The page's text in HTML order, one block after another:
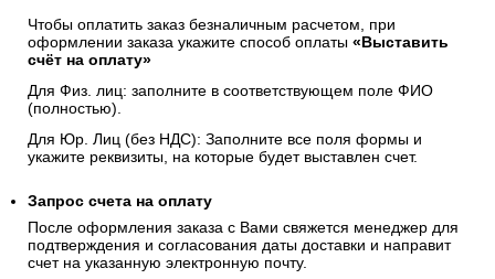
Чтобы оплатить заказ безналичным расчетом, при
оформлении заказа укажите способ оплаты «Выставить
счёт на оплату»
Для Физ. лиц: заполните в соответствующем поле ФИО
(полностью).
Для Юр. Лиц (без НДС): Заполните все поля формы и
укажите реквизиты, на которые будет выставлен счет.
Запрос счета на оплату
После оформления заказа с Вами свяжется менеджер для
подтверждения и согласования даты доставки и направит
счет на указанную электронную почту.